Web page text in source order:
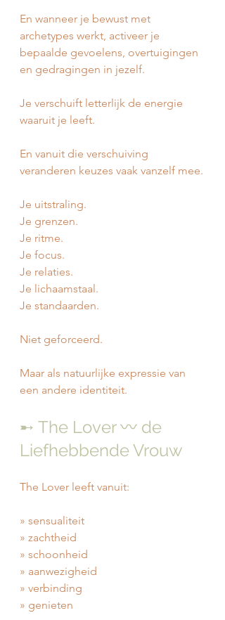
En wanneer je bewust met
archetypes werkt, activeer je
bepaalde gevoelens, overtuigingen
en gedragingen in jezelf.
Je verschuift letterlijk de energie
waaruit je leeft.
En vanuit die verschuiving
veranderen keuzes vaak vanzelf mee.
Je uitstraling.
Je grenzen.
Je ritme.
Je focus.
Je relaties.
Je lichaamstaal.
Je standaarden.
Niet geforceerd.
Maar als natuurlijke expressie van
een andere identiteit.
➸ The Lover 〰️ de
Liefhebbende Vrouw
The Lover leeft vanuit:
» sensualiteit
» zachtheid
» schoonheid
» aanwezigheid
» verbinding
» genieten